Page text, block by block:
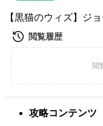
【黒猫のウィズ】ジ
攻略コンテンツ